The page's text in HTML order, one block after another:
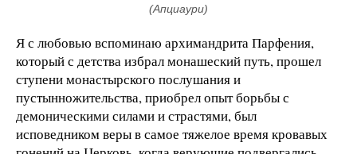
(Апциаури)
Я с любовью вспоминаю архимандрита Парфения,
который с детства избрал монашеский путь, прошел
ступени монастырского послушания и
пустынножительства, приобрел опыт борьбы с
демоническими силами и страстями, был
исповедником веры в самое тяжелое время кровавых